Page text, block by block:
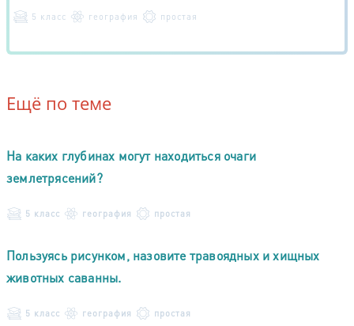
5 класс география простая
Ещё по теме
На каких глубинах могут находиться очаги
землетрясений?
5 класс география простая
Пользуясь рисунком, назовите травоядных и хищных
животных саванны.
5 класс география простая